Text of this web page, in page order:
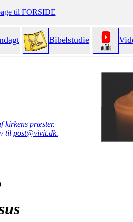
til FORSIDE
Bibelstudie
kirkens præster.
til post@vivit.dk.